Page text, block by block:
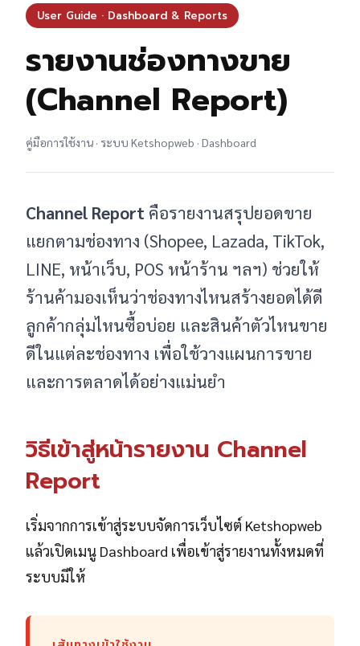
User Guide · Dashboard & Reports
รายงานช่องทางขาย
(Channel Report)
คู่มือการใช้งาน · ระบบ Ketshopweb · Dashboard
Channel Report คือรายงานสรุปยอดขาย
แยกตามช่องทาง (Shopee, Lazada, TikTok,
LINE, หน้าเว็บ, POS หน้าร้าน ฯลฯ) ช่วยให้
ร้านค้ามองเห็นว่าช่องทางไหนสร้างยอดได้ดี
ลูกค้ากลุ่มไหนซื้อบ่อย และสินค้าตัวไหนขาย
ดีในแต่ละช่องทาง เพื่อใช้วางแผนการขาย
และการตลาดได้อย่างแม่นยำ
วิธีเข้าสู่หน้ารายงาน Channel
Report
เริ่มจากการเข้าสู่ระบบจัดการเว็บไซต์ Ketshopweb
แล้วเปิดเมนู Dashboard เพื่อเข้าสู่รายงานทั้งหมดที่
ระบบมีให้